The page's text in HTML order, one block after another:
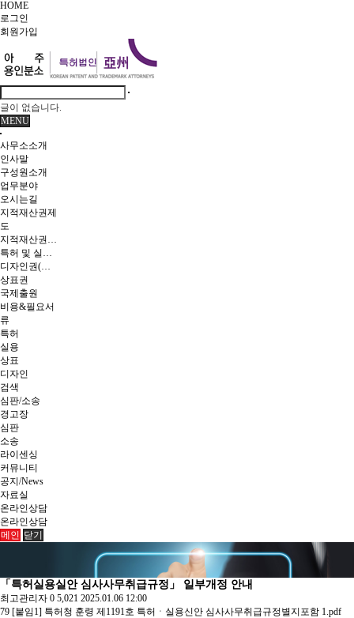
HOME
로그인
회원 가입
글이 없습니다.
MENU
사무소소개
인사말
구성원소개
업무분야
오시는길
지적재산권제
도
지적재산권이란
특허 및 실용신안
디자인권(의장)
상표권
국제출원
비용&필요서
류
특허
실용
상표
디자인
검색
심판/소송
경고장
심판
소송
라이센싱
커뮤니티
공지/News
자료실
온라인상담
온라인상담
메인 닫기
「특허실용실안 심사사무취급규정」 일부개정 안내
최고관리자 0 5,021 2025.01.06 12:00
79 [붙임1] 특허청 훈령 제1191호 특허ㆍ실용신안 심사사무취급규정별지포함 1.pdf